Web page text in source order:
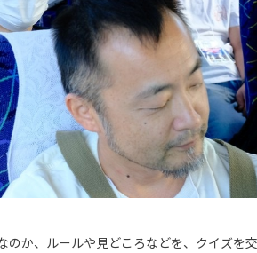
か、ルールや見どころなどを、クイズを